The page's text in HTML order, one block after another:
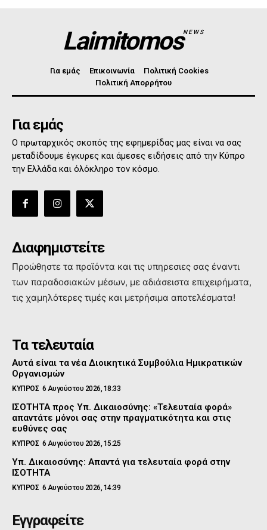
LaimitomosNEWS
Για εμάς Επικοινωνία
Πολιτική Cookies
Πολιτική Απορρήτου
Για εμάς
Ο πρωταρχικός σκοπός της εφημερίδας μας είναι να σας
μεταδίδουμε έγκυρες και άμεσες ειδήσεις από την Κύπρο
την Ελλάδα και όλόκληρο τον κόσμο.
Διαφημιστείτε
Προώθηστε τα προϊόντα και τις υπηρεσιες σας έναντι
των παραδοσιακών μέσων, με αδιάσειστα επιχειρήματα,
τις χαμηλότερες τιμές και μετρήσιμα αποτελέσματα!
Τα τελευταία
Αυτά είναι τα νέα Διοικητικά Συμβούλια Ημικρατικών
Οργανισμών
ΚΥΠΡΟΣ 6 Αυγούστου 2026, 18:33
ΙΣΟΤΗΤΑ προς Υπ. Δικαιοσύνης: «Τελευταία φορά»
απαντάτε μόνοι σας στην πραγματικότητα και στις
ευθύνες σας
ΚΥΠΡΟΣ 6 Αυγούστου 2026, 15:25
Υπ. Δικαιοσύνης: Απαντά για τελευταία φορά στην
ΙΣΟΤΗΤΑ
ΚΥΠΡΟΣ 6 Αυγούστου 2026, 14:39
Εγγραφείτε